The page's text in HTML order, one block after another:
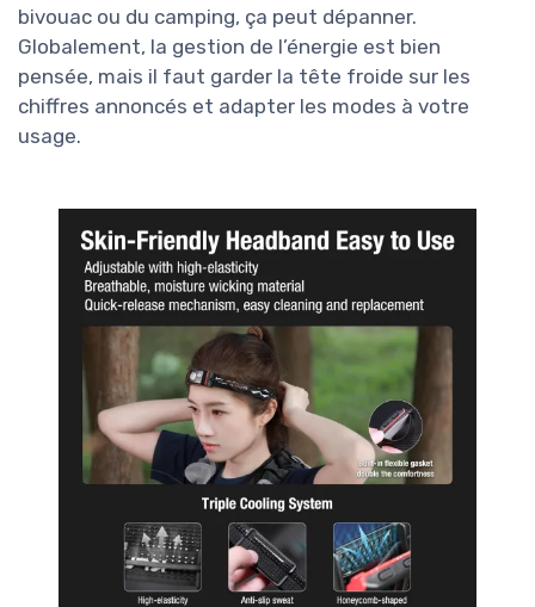
bivouac ou du camping, ça peut dépanner.
Globalement, la gestion de l’énergie est bien
pensée, mais il faut garder la tête froide sur les
chiffres annoncés et adapter les modes à votre
usage.